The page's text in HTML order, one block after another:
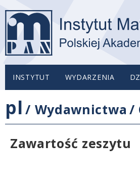
INSTYTUT WYDARZENIA
pl / Wydawnictwa /
Zawartość zeszytu